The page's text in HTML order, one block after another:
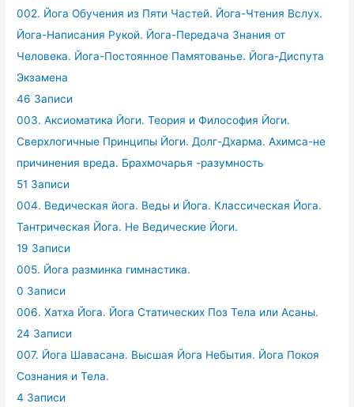
002. Йога Обучения из Пяти Частей. Йога-Чтения Вслух.
Йога-Написания Рукой. Йога-Передача Знания от
Человека. Йога-Постоянное Памятованье. Йога-Диспута
Экзамена
46 Записи
003. Аксиоматика Йоги. Теория и Философия Йоги.
Сверхлогичные Принципы Йоги. Долг-Дхарма. Ахимса-не
причинения вреда. Брахмочарья -разумность
51 Записи
004. Ведическая йога. Веды и Йога. Классическая Йога.
Тантрическая Йога. Не Ведические Йоги.
19 Записи
005. Йога разминка гимнастика.
0 Записи
006. Хатха Йога. Йога Статических Поз Тела или Асаны.
24 Записи
007. Йога Шавасана. Высшая Йога Небытия. Йога Покоя
Сознания и Тела.
4 Записи